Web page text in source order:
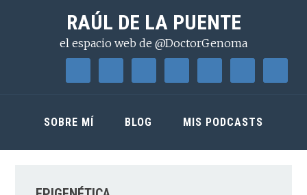
contenido
RAÚL DE LA PUENTE
el espacio web de @DoctorGenoma
SOBRE MÍ BLOG MIS PODCASTS